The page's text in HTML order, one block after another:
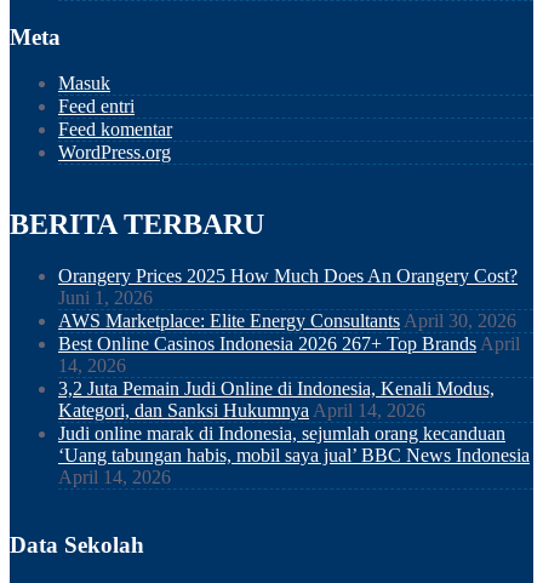
Meta
Masuk
Feed entri
Feed komentar
WordPress.org
BERITA TERBARU
Orangery Prices 2025 How Much Does An Orangery Cost?
Juni 1, 2026
AWS Marketplace: Elite Energy Consultants April 30, 2026
Best Online Casinos Indonesia 2026 267+ Top Brands April
14, 2026
3,2 Juta Pemain Judi Online di Indonesia, Kenali Modus,
Kategori, dan Sanksi Hukumnya April 14, 2026
Judi online marak di Indonesia, sejumlah orang kecanduan
‘Uang tabungan habis, mobil saya jual’ BBC News Indonesia
April 14, 2026
Data Sekolah